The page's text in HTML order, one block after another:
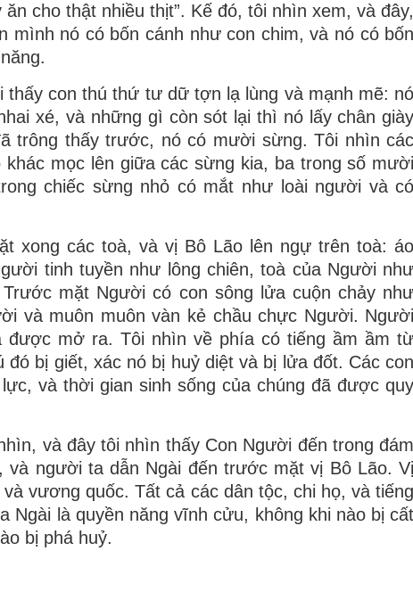
cho thật nhiều thịt”. Kế đó, tôi nhìn xem, và đây,
mình nó có bốn cánh như con chim, và nó có bốn
thấy con thú thứ tư dữ tợn lạ lùng và mạnh mẽ: nó
xé, và những gì còn sót lại thì nó lấy chân giày
trông thấy trước, nó có mười sừng. Tôi nhìn các
mọc lên giữa các sừng kia, ba trong số mười
chiếc sừng nhỏ có mắt như loài người và có
xong các toà, và vị Bô Lão lên ngự trên toà: áo
tinh tuyền như lông chiên, toà của Người như
mặt Người có con sông lửa cuộn chảy như
và muôn muôn vàn kẻ chầu chực Người. Người
được mở ra. Tôi nhìn về phía có tiếng ầm ầm từ
bị giết, xác nó bị huỷ diệt và bị lửa đốt. Các con
và thời gian sinh sống của chúng đã được quy
và đây tôi nhìn thấy Con Người đến trong đám
và người ta dẫn Ngài đến trước mặt vị Bô Lão. Vị
vương quốc. Tất cả các dân tộc, chi họ, và tiếng
Ngài là quyền năng vĩnh cửu, không khi nào bị cất
bị phá huỷ.